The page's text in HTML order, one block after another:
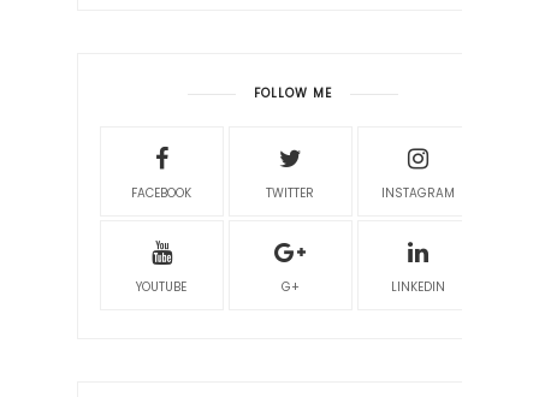
FOLLOW ME
FACEBOOK TWITTER INSTAGRAM
YOUTUBE G+ LINKEDIN